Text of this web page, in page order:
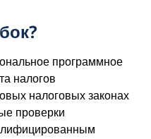
программное
налогов
налоговых законах
проверки